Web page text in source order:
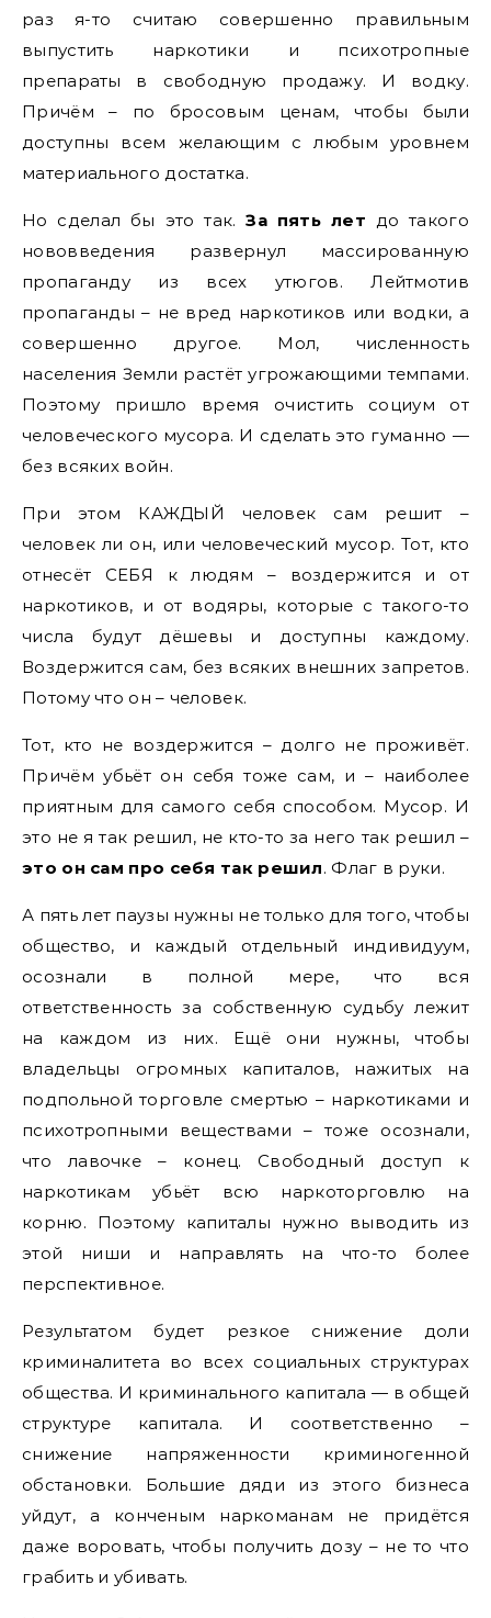
раз я-то считаю совершенно правильным
выпустить наркотики и психотропные
препараты в свободную продажу. И водку.
Причём – по бросовым ценам, чтобы были
доступны всем желающим с любым уровнем
материального достатка.
Но сделал бы это так.За пять лет до такого
нововведения развернул массированную
пропаганду из всех утюгов. Лейтмотив
пропаганды – не вред наркотиков или водки, а
совершенно другое. Мол, численность
населения Земли растёт угрожающими темпами.
Поэтому пришло время очистить социум от
человеческого мусора. И сделать это гуманно —
без всяких войн.
При этом КАЖДЫЙ человек сам решит –
человек ли он, или человеческий мусор. Тот, кто
отнесёт СЕБЯ к людям – воздержится и от
наркотиков, и от водяры, которые с такого-то
числа будут дёшевы и доступны каждому.
Воздержится сам, без всяких внешних запретов.
Потому что он – человек.
Тот, кто не воздержится – долго не проживёт.
Причём убьёт он себя тоже сам, и – наиболее
приятным для самого себя способом. Мусор. И
это не я так решил, не кто-то за него так решил –
это он сам про себя так решил. Флаг в руки.
А пять лет паузы нужны не только для того, чтобы
общество, и каждый отдельный индивидуум,
осознали в полной мере, что вся
ответственность за собственную судьбу лежит
на каждом из них. Ещё они нужны, чтобы
владельцы огромных капиталов, нажитых на
подпольной торговле смертью – наркотиками и
психотропными веществами – тоже осознали,
что лавочке – конец. Свободный доступ к
наркотикам убьёт всю наркоторговлю на
корню. Поэтому капиталы нужно выводить из
этой ниши и направлять на что-то более
перспективное.
Результатом будет резкое снижение доли
криминалитета во всех социальных структурах
общества. И криминального капитала — в общей
структуре капитала. И соответственно –
снижение напряженности криминогенной
обстановки. Большие дяди из этого бизнеса
уйдут, а конченым наркоманам не придётся
даже воровать, чтобы получить дозу – не то что
грабить и убивать.